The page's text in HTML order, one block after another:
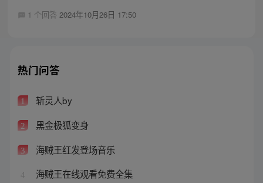
1 个回答 2024年10月26日 17:50
热门问答
1 斩灵人by
2 黑金极狐变身
3 海贼王红发登场音乐
4 海贼王在线观看免费全集